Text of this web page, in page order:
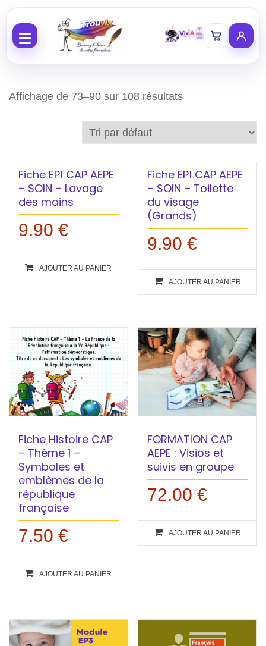
Affichage de 73–90 sur 108 résultats
Fiche EP1 CAP AEPE
– SOIN – Lavage
des mains
9.90 €
AJOUTER AU PANIER
Fiche EP1 CAP AEPE
– SOIN – Toilette
du visage
(Grands)
9.90€
AJOUTER AU PANIER
Fiche Histoire CAP
– Thème 1 –
Symboles et
emblèmes de la
république
française
7.50 €
AJOUTER AU PANIER
FORMATION CAP
AEPE : Visios et
suivis en groupe
72.00€
AJOUTER AU PANIER